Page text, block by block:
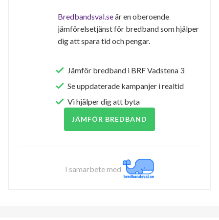
Bredbandsval.seär en oberoende
jämförelsetjänst för bredband som hjälper
dig att spara tid och pengar.
Jämför bredband i BRF Vadstena 3
Se uppdaterade kampanjer i realtid
Vi hjälper dig att byta
JÄMFÖR BREDBAND
I samarbete med